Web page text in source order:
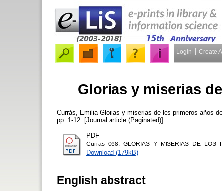
Login Create
Glorias y miserias
Currás, Emilia Glorias y miserias de los primeros años
pp. 1-12. [Journal article (Paginated)]
PDF
Download (179kB)
English abstract